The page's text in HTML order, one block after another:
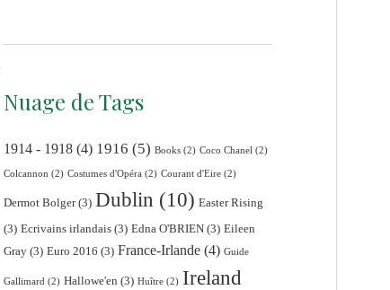
Nuage de Tags
1914 - 1918 (4) 1916 (5) Books (2) Coco Chanel (2)
Colcannon (2) Costumes d'Opéra (2) Courant d'Eire (2)
Dermot Bolger(3) Dublin (10) Easter Rising
(3) Ecrivains irlandais (3) Edna O'BRIEN (3) Eileen
Gray (3) Euro 2016 (3) France-Irlande (4) Guide
Gallimard (2) Hallowe'en (3) Huître (2) Ireland